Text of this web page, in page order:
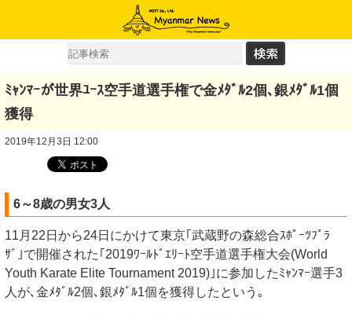
ﾐｬﾝﾏｰが世界ﾕｰｽ空手道選手権で金ﾒﾀﾞﾙ2個､銀ﾒﾀﾞﾙ1個
獲得
2019年12月3日 12:00
6～8歳の男女3人
11月22日から24日にかけて東京｢武蔵野の森総合ｽﾎﾟｰﾂﾌﾟﾗ
ｻﾞ｣で開催された｢2019ﾜｰﾙﾄﾞｴﾘｰﾄ空手道選手権大会(World
Youth Karate Elite Tournament 2019)｣に参加したﾐｬﾝﾏｰ選手3
人が､金ﾒﾀﾞﾙ2個､銀ﾒﾀﾞﾙ1個を獲得したという｡